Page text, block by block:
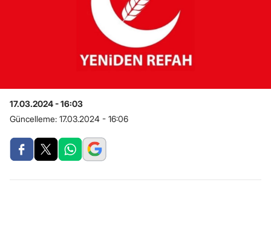
17.03.2024 - 16:03
Güncelleme: 17.03.2024 - 16:06